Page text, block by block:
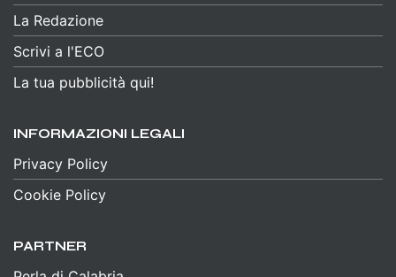
La Redazione
Scrivi a l'ECO
La tua pubblicità qui!
INFORMAZIONI LEGALI
Privacy Policy
Cookie Policy
PARTNER